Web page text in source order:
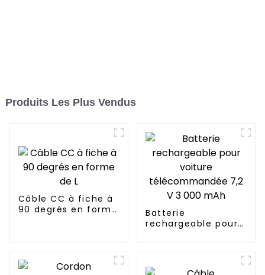
Produits Les Plus Vendus
Câble CC à fiche à
90 degrés en forme
Batterie
rechargeable pour